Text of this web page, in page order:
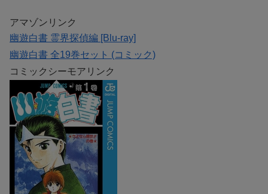
アマゾンリンク
幽遊白書 霊界探偵編 [Blu-ray]
幽遊白書 全19巻セット (コミック)
コミックシーモアリンク